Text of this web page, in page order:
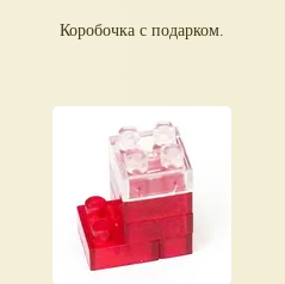
Коробочка с подарком.